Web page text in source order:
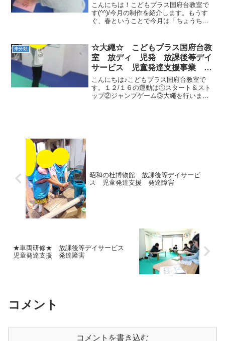
こんにちは！こどもプラス国府台教室で
す(^^)/今月の制作を紹介します。もうす
ぐ、春ということで今月は「ちょうち
ょっと緊張した面持ちでスタンプ台に手
をつけています。かわ...
未分類
☆大繩☆ こどもプラス国府台教
室 放ディ 児発 放課後等デイ
サービス 児童発達支援事業 無
料送迎 発達障害 運動療育
市川 市川市 本八幡 国府台
江戸川区 松戸市
こんにちは♪こどもプラス国府台教室で
す。１２/１６の運動は①スタート＆スト
ップ②ジャンプゲーム③大繩を行いまし
昭和の杜博物館 放課後等デイサービ
ス 児童発達支援 発達障害
★車両研修★ 放課後等デイサービス
児童発達支援 発達障害
コメント
コメントを書き込む